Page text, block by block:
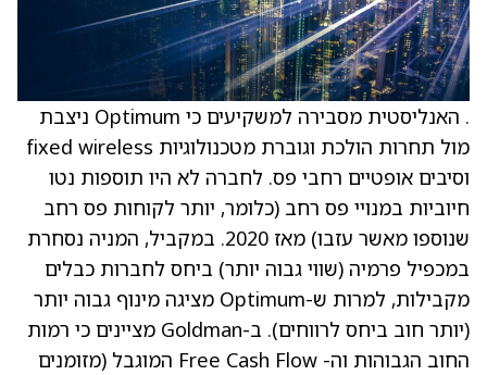
. האנליסטית מסבירה למשקיעים כי Optimum ניצבת
מול תחרות הולכת וגוברת מטכנולוגיות fixed wireless
וסיבים אופטיים רחבי פס. לחברה לא היו תוספות נטו
חיוביות במנויי פס רחב (כלומר, יותר לקוחות פס רחב
שנוספו מאשר עזבו) מאז 2020. במקביל, המניה נסחרת
במכפיל פרמיה (שווי גבוה יותר) ביחס לחברות כבלים
מקבילות, למרות ש-Optimum מציגה מינוף גבוה יותר
(יותר חוב ביחס לרווחים). ב-Goldman מציינים כי רמות
החוב הגבוהות וה- Free Cash Flow המוגבל (מזומנים